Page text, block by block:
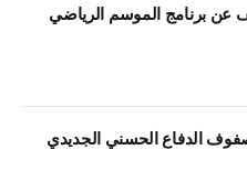
عن برنامج الموسم الرياضي
الدفاع الحسني الجديدي